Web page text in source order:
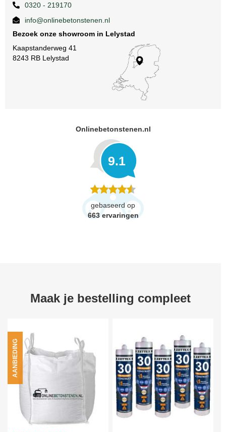
0320 - 219170
info@onlinebetonstenen.nl
Bezoek onze showroom in Lelystad
Kaapstanderweg 41
8243 RB Lelystad
Onlinebetonstenen.nl
9.1
gebaseerd op
663 ervaringen
Maak je bestelling compleet
AANBIEDING